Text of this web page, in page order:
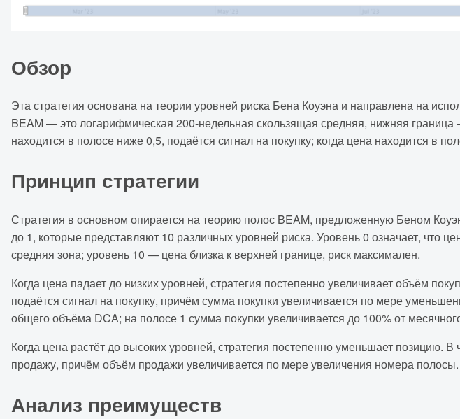
Обзор
Эта стратегия основана на теории уровней риска Бена Коуэна и направлена на
BEAM — это логарифмическая 200-недельная скользящая средняя, нижняя
находится в полосе ниже 0,5, подаётся сигнал на покупку; когда цена находится в
Принцип стратегии
Стратегия в основном опирается на теорию полос BEAM, предложенную Беном
до 1, которые представляют 10 различных уровней риска. Уровень 0 означает, что
средняя зона; уровень 10 — цена близка к верхней границе, риск максимален.
Когда цена падает до низких уровней, стратегия постепенно увеличивает объём
подаётся сигнал на покупку, причём сумма покупки увеличивается по мере
общего объёма DCA; на полосе 1 сумма покупки увеличивается до 100% от
Когда цена растёт до высоких уровней, стратегия постепенно уменьшает позицию.
продажу, причём объём продажи увеличивается по мере увеличения номера
Анализ преимуществ